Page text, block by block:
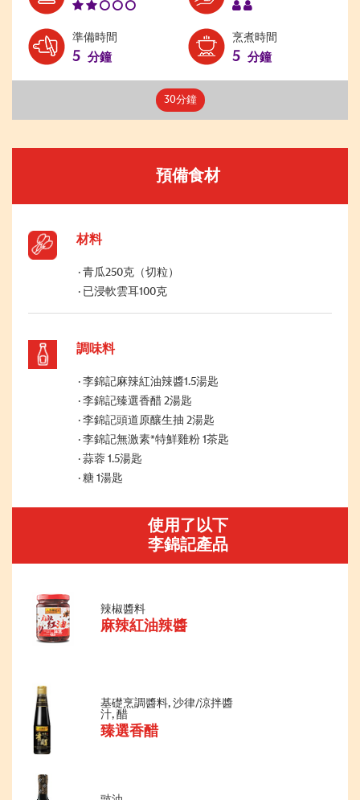
準備時間
5 分鐘
烹煮時間
5 分鐘
30分鐘
預備食材
材料
青瓜250克（切粒）
已浸軟雲耳100克
調味料
李錦記麻辣紅油辣醬1.5湯匙
李錦記臻選香醋 2湯匙
李錦記頭道原釀生抽 2湯匙
李錦記無激素*特鮮雞粉 1茶匙
蒜蓉 1.5湯匙
糖 1湯匙
使用了以下
李錦記產品
辣椒醬料
麻辣紅油辣醬
基礎烹調醬料, 沙律/涼拌醬
汁, 醋
臻選香醋